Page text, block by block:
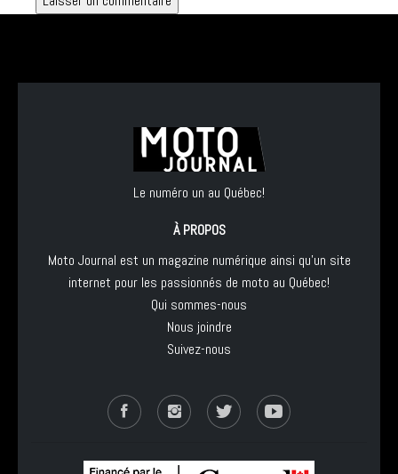
Le numéro un au Québec!
À PROPOS
Moto Journal est un magazine numérique ainsi qu'un site
internet pour les passionnés de moto au Québec!
Qui sommes-nous
Nous joindre
Suivez-nous